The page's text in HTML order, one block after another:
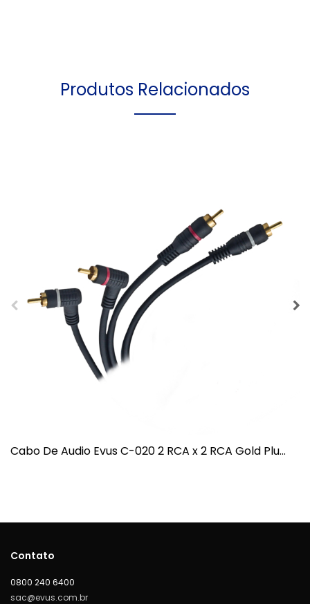
Produtos Relacionados
Cabo De Audio Evus C-020 2 RCA x 2 RCA Gold Plu...
Contato
0800 240 6400
sac@evus.com.br